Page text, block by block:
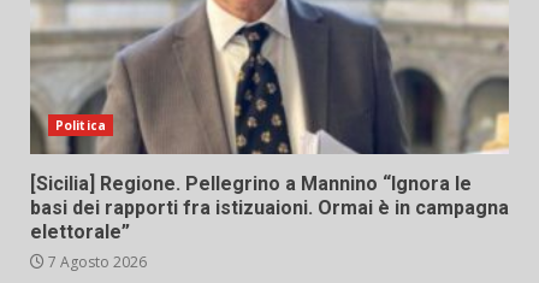
Politica
[Sicilia] Regione. Pellegrino a Mannino “Ignora le
basi dei rapporti fra istizuaioni. Ormai è in campagna
elettorale”
7 Agosto 2026